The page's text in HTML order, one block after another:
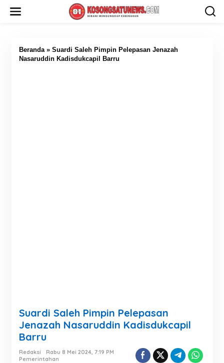
Beranda» Suardi Saleh Pimpin Pelepasan Jenazah
Nasaruddin Kadisdukcapil Barru
Suardi Saleh Pimpin Pelepasan
Jenazah Nasaruddin Kadisdukcapil
Barru
Redaksi
Rabu 8 Mei 2024, 7:19 PM
Pemerintahan